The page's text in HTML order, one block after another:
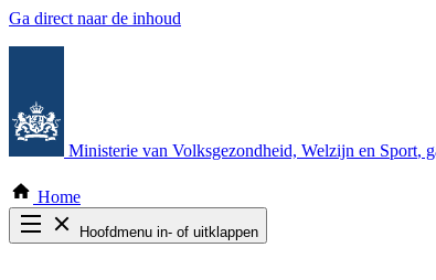
Ga direct naar de inhoud
Ministerie van Volksgezondheid, Welzijn en Sport,
Home
Hoofdmenu in- of uitklappen